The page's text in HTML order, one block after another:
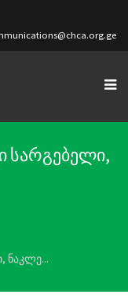
სარგებელი,
ნაკლე...